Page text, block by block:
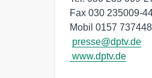
Fax 030 235009-
Mobil 0157
presse@dptv.de
www.dptv.de